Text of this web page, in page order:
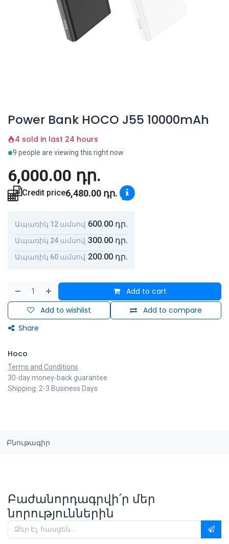
Power Bank HOCO J55 10000mAh
4 sold in last 24 hours
9 people are viewing this right now
6,000.00 դր.
Credit price6,480.00 դր.
Ապառիկ 12 ամսով 600.00 դր.
Ապառիկ 24 ամսով 300.00 դր.
Ապառիկ 60 ամսով 200.00 դր.
Add to cart
Add to compare
Add to wishlist
Share
Hoco
Terms and Conditions
30-day money-back guarantee
Shipping: 2-3 Business Days
Բնութագիր
Բաժանորդագրվի՛ր մեր
նորություններին